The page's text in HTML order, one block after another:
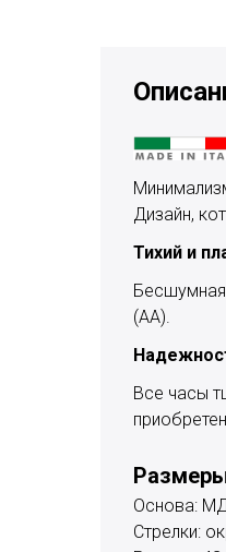
Дизайн,
Тихий и
(АА).
Все часы
Основа:
Стрелки: